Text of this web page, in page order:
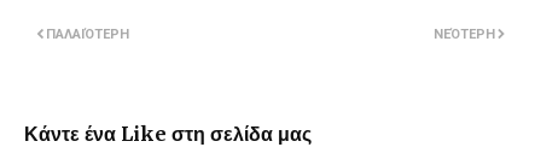
ΝΕΌΤΕΡΗ
ΠΑΛΑΙΌΤΕΡΗ
Κάντε ένα Like στη σελίδα μας